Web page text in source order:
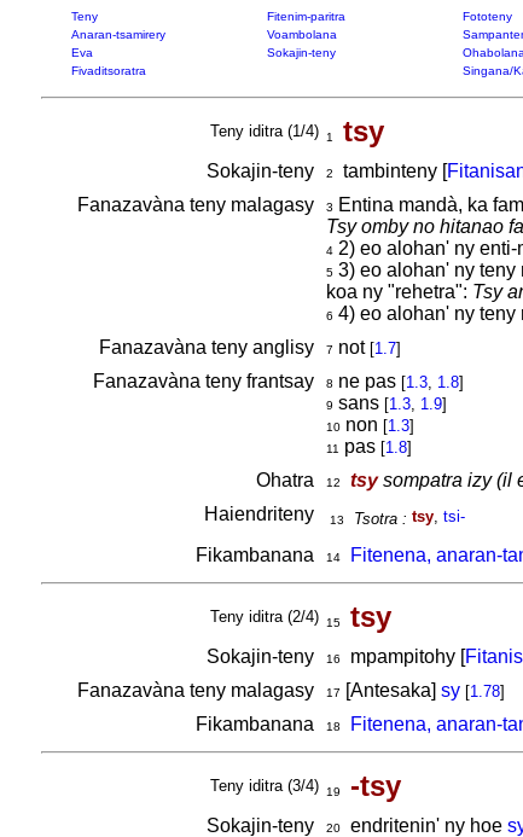
Teny Fitenim-paritra Fototeny
Anaran-tsamirery
Voambolana
Eva
Sokajin-teny Ohabolana
Fivaditsoratra
Singana/
Teny iditra (1/4) 1 tsy
Sokajin-teny 2 tambinteny [
Fanazavàna teny malagasy
3 Entina mandà, ka
Tsy omby no hitanao
42) eo alohan' ny enti-
53) eo alohan' ny teny
koa ny "rehetra": Tsy
6 4) eo alohan' ny teny
Fanazavàna teny anglisy 7 not [1.7]
Fanazavàna teny frantsay 8 ne pas [1.3, 1.8]
9 sans [1.3, 1.9]
10non [1.3]
11 pas [1.8]
Ohatra 12 tsysompatra izy (il
Haiendriteny 13 Tsotra : tsy, tsi-
Fikambanana 14 Fitenena, anaran-
Teny iditra (2/4) 15 tsy
Sokajin-teny 16 mpampitohy [
Fanazavàna teny malagasy
17 [Antesaka] sy [1.78]
Fikambanana 18 Fitenena, anaran-
Teny iditra (3/4) 19 -tsy
Sokajin-teny 20endritenin' ny hoe